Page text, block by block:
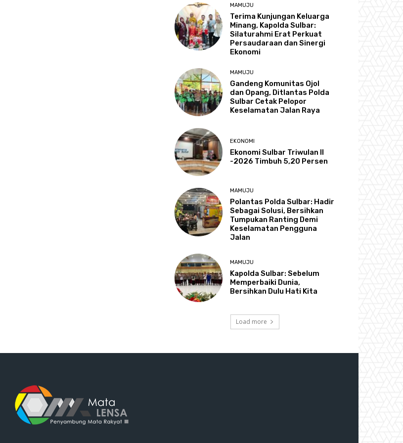
MAMUJU
Terima Kunjungan Keluarga
Minang, Kapolda Sulbar:
Silaturahmi Erat Perkuat
Persaudaraan dan Sinergi
Ekonomi
MAMUJU
Gandeng Komunitas Ojol
dan Opang, Ditlantas Polda
Sulbar Cetak Pelopor
Keselamatan Jalan Raya
EKONOMI
Ekonomi Sulbar Triwulan II
-2026 Timbuh 5,20 Persen
MAMUJU
Polantas Polda Sulbar: Hadir
Sebagai Solusi, Bersihkan
Tumpukan Ranting Demi
Keselamatan Pengguna
Jalan
MAMUJU
Kapolda Sulbar: Sebelum
Memperbaiki Dunia,
Bersihkan Dulu Hati Kita
Load more